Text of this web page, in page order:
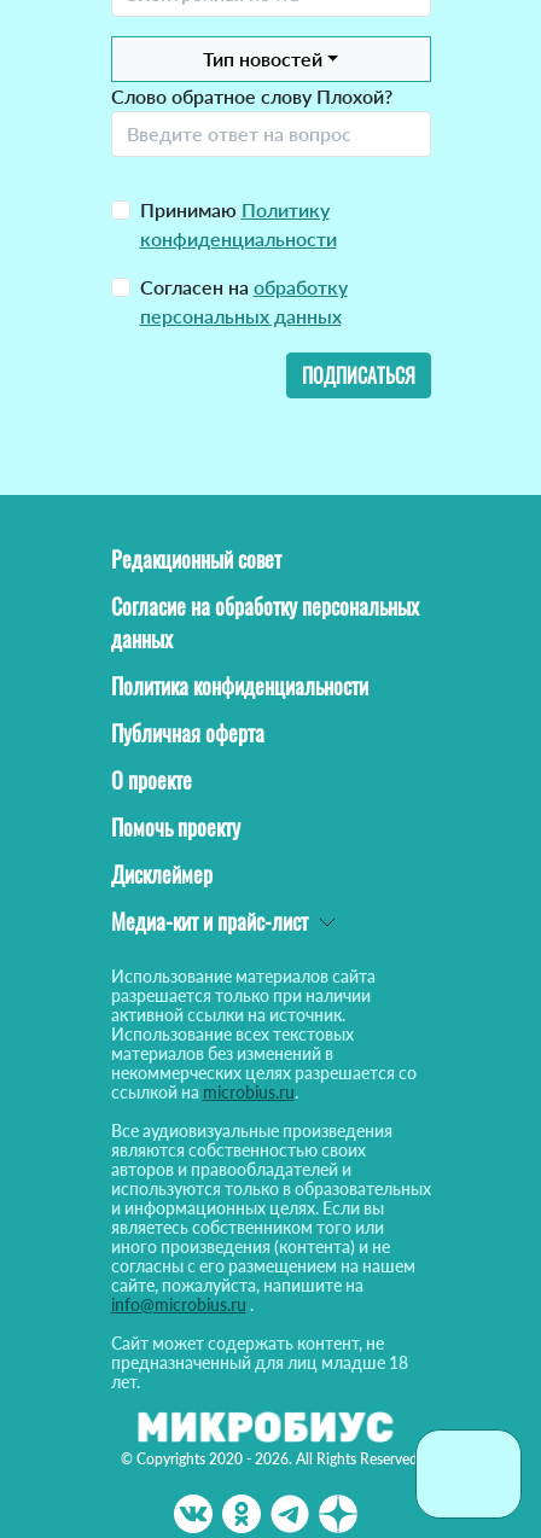
Тип новостей
Слово обратное слову Плохой?
Принимаю Политику
конфиденциальности
Согласен на обработку
персональных данных
ПОДПИСАТЬСЯ
© Copyrights 2020 - 2026. All Rights Reserved!
Редакционный совет
Согласие на обработку персональных
данных
Политика конфиденциальности
Публичная оферта
О проекте
Помочь проекту
Дисклеймер
Медиа-кит и прайс-лист
Использование материалов сайта
разрешается только при наличии
активной ссылки на источник.
Использование всех текстовых
материалов без изменений в
некоммерческих целях разрешается со
ссылкой на microbius.ru.
Все аудиовизуальные произведения
являются собственностью своих
авторов и правообладателей и
используются только в образовательных
и информационных целях. Если вы
являетесь собственником того или
иного произведения (контента) и не
согласны с его размещением на нашем
сайте, пожалуйста, напишите на
info@microbius.ru .
Сайт может содержать контент, не
предназначенный для лиц младше 18
лет.